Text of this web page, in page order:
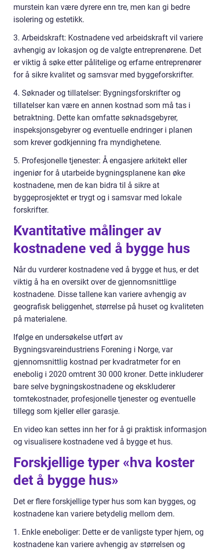
murstein kan være dyrere enn tre, men kan gi bedre
isolering og estetikk.
3. Arbeidskraft: Kostnadene ved arbeidskraft vil variere
avhengig av lokasjon og de valgte entreprenørene. Det
er viktig å søke etter pålitelige og erfarne entreprenører
for å sikre kvalitet og samsvar med byggeforskrifter.
4. Søknader og tillatelser: Bygningsforskrifter og
tillatelser kan være en annen kostnad som må tas i
betraktning. Dette kan omfatte søknadsgebyrer,
inspeksjonsgebyrer og eventuelle endringer i planen
som krever godkjenning fra myndighetene.
5. Profesjonelle tjenester: Å engasjere arkitekt eller
ingeniør for å utarbeide bygningsplanene kan øke
kostnadene, men de kan bidra til å sikre at
byggeprosjektet er trygt og i samsvar med lokale
forskrifter.
Kvantitative målinger av
kostnadene ved å bygge hus
Når du vurderer kostnadene ved å bygge et hus, er det
viktig å ha en oversikt over de gjennomsnittlige
kostnadene. Disse tallene kan variere avhengig av
geografisk beliggenhet, størrelse på huset og kvaliteten
på materialene.
Ifølge en undersøkelse utført av
Bygningsvareindustriens Forening i Norge, var
gjennomsnittlig kostnad per kvadratmeter for en
enebolig i 2020 omtrent 30 000 kroner. Dette inkluderer
bare selve bygningskostnadene og ekskluderer
tomtekostnader, profesjonelle tjenester og eventuelle
tillegg som kjeller eller garasje.
En video kan settes inn her for å gi praktisk informasjon
og visualisere kostnadene ved å bygge et hus.
Forskjellige typer «hva koster
det å bygge hus»
Det er flere forskjellige typer hus som kan bygges, og
kostnadene kan variere betydelig mellom dem.
1. Enkle eneboliger: Dette er de vanligste typer hjem, og
kostnadene kan variere avhengig av størrelsen og